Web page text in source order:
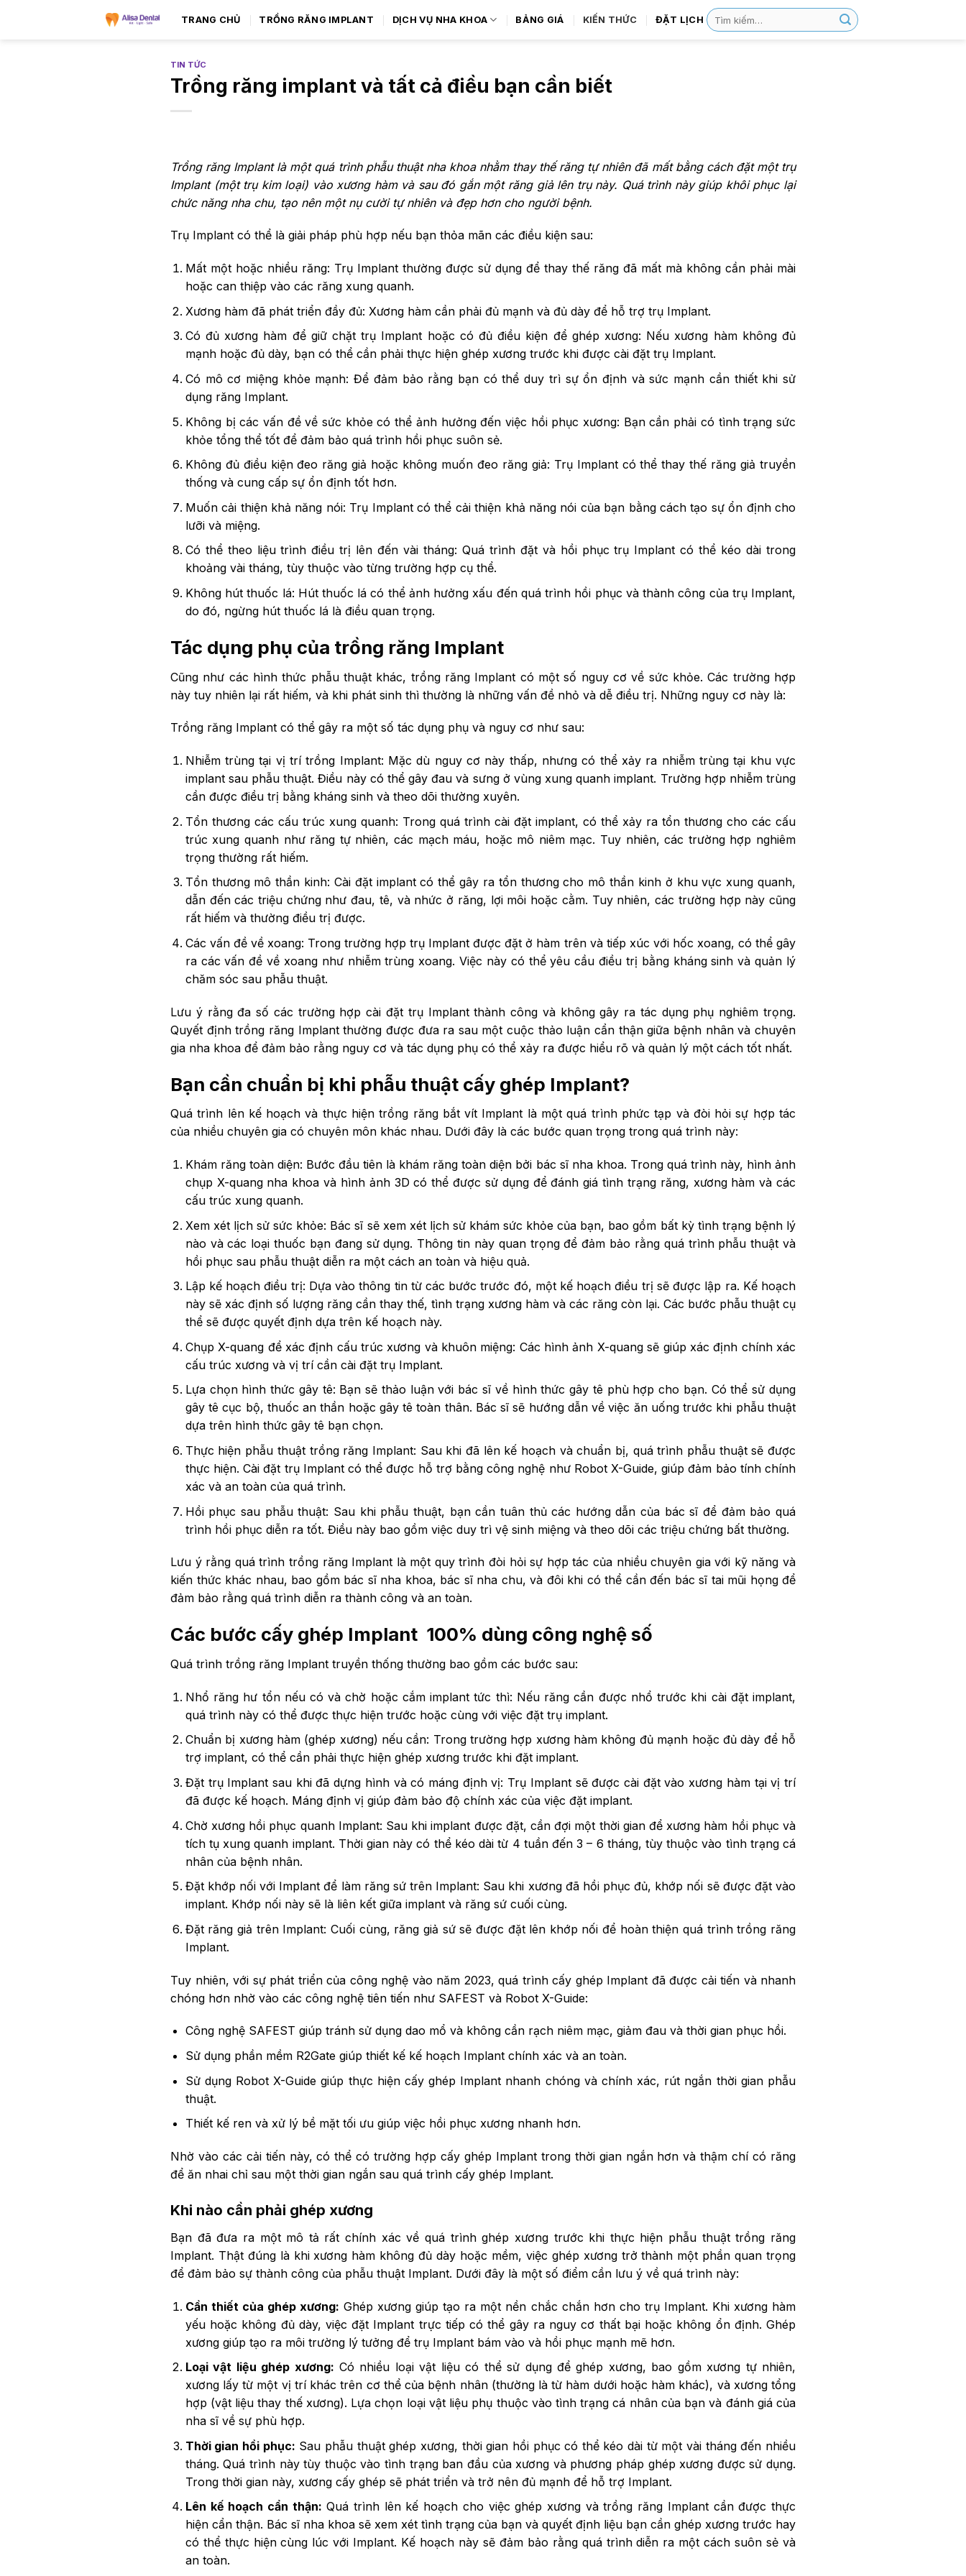
TRANG CHỦ TRỒNG RĂNG IMPLANT DỊCH VỤ NHA KHOA BẢNG GIÁ KIẾN THỨC ĐẶT LỊCH
TIN TỨC
Trồng răng implant và tất cả điều bạn cần biết
Trồng răng Implant là một quá trình phẫu thuật nha khoa nhằm thay thế răng tự nhiên đã mất bằng cách đặt một trụ
Implant (một trụ kim loại) vào xương hàm và sau đó gắn một răng giả lên trụ này. Quá trình này giúp khôi phục lại
chức năng nha chu, tạo nên một nụ cười tự nhiên và đẹp hơn cho người bệnh.
Trụ Implant có thể là giải pháp phù hợp nếu bạn thỏa mãn các điều kiện sau:
Mất một hoặc nhiều răng: Trụ Implant thường được sử dụng để thay thế răng đã mất mà không cần phải mài
hoặc can thiệp vào các răng xung quanh.
Xương hàm đã phát triển đầy đủ: Xương hàm cần phải đủ mạnh và đủ dày để hỗ trợ trụ Implant.
Có đủ xương hàm để giữ chặt trụ Implant hoặc có đủ điều kiện để ghép xương: Nếu xương hàm không đủ
mạnh hoặc đủ dày, bạn có thể cần phải thực hiện ghép xương trước khi được cài đặt trụ Implant.
Có mô cơ miệng khỏe mạnh: Để đảm bảo rằng bạn có thể duy trì sự ổn định và sức mạnh cần thiết khi sử
dụng răng Implant.
Không bị các vấn đề về sức khỏe có thể ảnh hưởng đến việc hồi phục xương: Bạn cần phải có tình trạng sức
khỏe tổng thể tốt để đảm bảo quá trình hồi phục suôn sẻ.
Không đủ điều kiện đeo răng giả hoặc không muốn đeo răng giả: Trụ Implant có thể thay thế răng giả truyền
thống và cung cấp sự ổn định tốt hơn.
Muốn cải thiện khả năng nói: Trụ Implant có thể cải thiện khả năng nói của bạn bằng cách tạo sự ổn định cho
lưỡi và miệng.
Có thể theo liệu trình điều trị lên đến vài tháng: Quá trình đặt và hồi phục trụ Implant có thể kéo dài trong
khoảng vài tháng, tùy thuộc vào từng trường hợp cụ thể.
Không hút thuốc lá: Hút thuốc lá có thể ảnh hưởng xấu đến quá trình hồi phục và thành công của trụ Implant,
do đó, ngừng hút thuốc lá là điều quan trọng.
Tác dụng phụ của trồng răng Implant
Cũng như các hình thức phẫu thuật khác, trồng răng Implant có một số nguy cơ về sức khỏe. Các trường hợp
này tuy nhiên lại rất hiếm, và khi phát sinh thì thường là những vấn đề nhỏ và dễ điều trị. Những nguy cơ này là:
Trồng răng Implant có thể gây ra một số tác dụng phụ và nguy cơ như sau:
Nhiễm trùng tại vị trí trồng Implant: Mặc dù nguy cơ này thấp, nhưng có thể xảy ra nhiễm trùng tại khu vực
implant sau phẫu thuật. Điều này có thể gây đau và sưng ở vùng xung quanh implant. Trường hợp nhiễm trùng
cần được điều trị bằng kháng sinh và theo dõi thường xuyên.
Tổn thương các cấu trúc xung quanh: Trong quá trình cài đặt implant, có thể xảy ra tổn thương cho các cấu
trúc xung quanh như răng tự nhiên, các mạch máu, hoặc mô niêm mạc. Tuy nhiên, các trường hợp nghiêm
trọng thường rất hiếm.
Tổn thương mô thần kinh: Cài đặt implant có thể gây ra tổn thương cho mô thần kinh ở khu vực xung quanh,
dẫn đến các triệu chứng như đau, tê, và nhức ở răng, lợi môi hoặc cằm. Tuy nhiên, các trường hợp này cũng
rất hiếm và thường điều trị được.
Các vấn đề về xoang: Trong trường hợp trụ Implant được đặt ở hàm trên và tiếp xúc với hốc xoang, có thể gây
ra các vấn đề về xoang như nhiễm trùng xoang. Việc này có thể yêu cầu điều trị bằng kháng sinh và quản lý
chăm sóc sau phẫu thuật.
Lưu ý rằng đa số các trường hợp cài đặt trụ Implant thành công và không gây ra tác dụng phụ nghiêm trọng.
Quyết định trồng răng Implant thường được đưa ra sau một cuộc thảo luận cẩn thận giữa bệnh nhân và chuyên
gia nha khoa để đảm bảo rằng nguy cơ và tác dụng phụ có thể xảy ra được hiểu rõ và quản lý một cách tốt nhất.
Bạn cần chuẩn bị khi phẫu thuật cấy ghép Implant?
Quá trình lên kế hoạch và thực hiện trồng răng bắt vít Implant là một quá trình phức tạp và đòi hỏi sự hợp tác
của nhiều chuyên gia có chuyên môn khác nhau. Dưới đây là các bước quan trọng trong quá trình này:
Khám răng toàn diện: Bước đầu tiên là khám răng toàn diện bởi bác sĩ nha khoa. Trong quá trình này, hình ảnh
chụp X-quang nha khoa và hình ảnh 3D có thể được sử dụng để đánh giá tình trạng răng, xương hàm và các
cấu trúc xung quanh.
Xem xét lịch sử sức khỏe: Bác sĩ sẽ xem xét lịch sử khám sức khỏe của bạn, bao gồm bất kỳ tình trạng bệnh lý
nào và các loại thuốc bạn đang sử dụng. Thông tin này quan trọng để đảm bảo rằng quá trình phẫu thuật và
hồi phục sau phẫu thuật diễn ra một cách an toàn và hiệu quả.
Lập kế hoạch điều trị: Dựa vào thông tin từ các bước trước đó, một kế hoạch điều trị sẽ được lập ra. Kế hoạch
này sẽ xác định số lượng răng cần thay thế, tình trạng xương hàm và các răng còn lại. Các bước phẫu thuật cụ
thể sẽ được quyết định dựa trên kế hoạch này.
Chụp X-quang để xác định cấu trúc xương và khuôn miệng: Các hình ảnh X-quang sẽ giúp xác định chính xác
cấu trúc xương và vị trí cần cài đặt trụ Implant.
Lựa chọn hình thức gây tê: Bạn sẽ thảo luận với bác sĩ về hình thức gây tê phù hợp cho bạn. Có thể sử dụng
gây tê cục bộ, thuốc an thần hoặc gây tê toàn thân. Bác sĩ sẽ hướng dẫn về việc ăn uống trước khi phẫu thuật
dựa trên hình thức gây tê bạn chọn.
Thực hiện phẫu thuật trồng răng Implant: Sau khi đã lên kế hoạch và chuẩn bị, quá trình phẫu thuật sẽ được
thực hiện. Cài đặt trụ Implant có thể được hỗ trợ bằng công nghệ như Robot X-Guide, giúp đảm bảo tính chính
xác và an toàn của quá trình.
Hồi phục sau phẫu thuật: Sau khi phẫu thuật, bạn cần tuân thủ các hướng dẫn của bác sĩ để đảm bảo quá
trình hồi phục diễn ra tốt. Điều này bao gồm việc duy trì vệ sinh miệng và theo dõi các triệu chứng bất thường.
Lưu ý rằng quá trình trồng răng Implant là một quy trình đòi hỏi sự hợp tác của nhiều chuyên gia với kỹ năng và
kiến thức khác nhau, bao gồm bác sĩ nha khoa, bác sĩ nha chu, và đôi khi có thể cần đến bác sĩ tai mũi họng để
đảm bảo rằng quá trình diễn ra thành công và an toàn.
Các bước cấy ghép Implant 100% dùng công nghệ số
Quá trình trồng răng Implant truyền thống thường bao gồm các bước sau:
Nhổ răng hư tổn nếu có và chờ hoặc cắm implant tức thì: Nếu răng cần được nhổ trước khi cài đặt implant,
quá trình này có thể được thực hiện trước hoặc cùng với việc đặt trụ implant.
Chuẩn bị xương hàm (ghép xương) nếu cần: Trong trường hợp xương hàm không đủ mạnh hoặc đủ dày để hỗ
trợ implant, có thể cần phải thực hiện ghép xương trước khi đặt implant.
Đặt trụ Implant sau khi đã dựng hình và có máng định vị: Trụ Implant sẽ được cài đặt vào xương hàm tại vị trí
đã được kế hoạch. Máng định vị giúp đảm bảo độ chính xác của việc đặt implant.
Chờ xương hồi phục quanh Implant: Sau khi implant được đặt, cần đợi một thời gian để xương hàm hồi phục và
tích tụ xung quanh implant. Thời gian này có thể kéo dài từ 4 tuần đến 3 – 6 tháng, tùy thuộc vào tình trạng cá
nhân của bệnh nhân.
Đặt khớp nối với Implant để làm răng sứ trên Implant: Sau khi xương đã hồi phục đủ, khớp nối sẽ được đặt vào
implant. Khớp nối này sẽ là liên kết giữa implant và răng sứ cuối cùng.
Đặt răng giả trên Implant: Cuối cùng, răng giả sứ sẽ được đặt lên khớp nối để hoàn thiện quá trình trồng răng
Implant.
Tuy nhiên, với sự phát triển của công nghệ vào năm 2023, quá trình cấy ghép Implant đã được cải tiến và nhanh
chóng hơn nhờ vào các công nghệ tiên tiến như SAFEST và Robot X-Guide:
Công nghệ SAFEST giúp tránh sử dụng dao mổ và không cần rạch niêm mạc, giảm đau và thời gian phục hồi.
Sử dụng phần mềm R2Gate giúp thiết kế kế hoạch Implant chính xác và an toàn.
Sử dụng Robot X-Guide giúp thực hiện cấy ghép Implant nhanh chóng và chính xác, rút ngắn thời gian phẫu
thuật.
Thiết kế ren và xử lý bề mặt tối ưu giúp việc hồi phục xương nhanh hơn.
Nhờ vào các cải tiến này, có thể có trường hợp cấy ghép Implant trong thời gian ngắn hơn và thậm chí có răng
để ăn nhai chỉ sau một thời gian ngắn sau quá trình cấy ghép Implant.
Khi nào cần phải ghép xương
Bạn đã đưa ra một mô tả rất chính xác về quá trình ghép xương trước khi thực hiện phẫu thuật trồng răng
Implant. Thật đúng là khi xương hàm không đủ dày hoặc mềm, việc ghép xương trở thành một phần quan trọng
để đảm bảo sự thành công của phẫu thuật Implant. Dưới đây là một số điểm cần lưu ý về quá trình này:
Cần thiết của ghép xương: Ghép xương giúp tạo ra một nền chắc chắn hơn cho trụ Implant. Khi xương hàm
yếu hoặc không đủ dày, việc đặt Implant trực tiếp có thể gây ra nguy cơ thất bại hoặc không ổn định. Ghép
xương giúp tạo ra môi trường lý tưởng để trụ Implant bám vào và hồi phục mạnh mẽ hơn.
Loại vật liệu ghép xương: Có nhiều loại vật liệu có thể sử dụng để ghép xương, bao gồm xương tự nhiên,
xương lấy từ một vị trí khác trên cơ thể của bệnh nhân (thường là từ hàm dưới hoặc hàm khác), và xương tổng
hợp (vật liệu thay thế xương). Lựa chọn loại vật liệu phụ thuộc vào tình trạng cá nhân của bạn và đánh giá của
nha sĩ về sự phù hợp.
Thời gian hồi phục: Sau phẫu thuật ghép xương, thời gian hồi phục có thể kéo dài từ một vài tháng đến nhiều
tháng. Quá trình này tùy thuộc vào tình trạng ban đầu của xương và phương pháp ghép xương được sử dụng.
Trong thời gian này, xương cấy ghép sẽ phát triển và trở nên đủ mạnh để hỗ trợ Implant.
Lên kế hoạch cẩn thận: Quá trình lên kế hoạch cho việc ghép xương và trồng răng Implant cần được thực
hiện cẩn thận. Bác sĩ nha khoa sẽ xem xét tình trạng của bạn và quyết định liệu bạn cần ghép xương trước hay
có thể thực hiện cùng lúc với Implant. Kế hoạch này sẽ đảm bảo rằng quá trình diễn ra một cách suôn sẻ và
an toàn.